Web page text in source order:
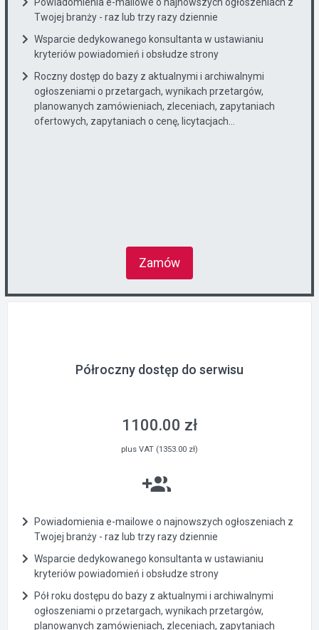
Twojej branży - raz lub trzy razy dziennie
Wsparcie dedykowanego konsultanta w ustawianiu
kryteriów powiadomień i obsłudze strony
Roczny dostęp do bazy z aktualnymi i archiwalnymi
ogłoszeniami o przetargach, wynikach przetargów,
planowanych zamówieniach, zleceniach, zapytaniach
ofertowych, zapytaniach o cenę, licytacjach...
Zamów
Półroczny dostęp do serwisu
1100.00 zł
plus VAT (1353.00 zł)
Powiadomienia e-mailowe o najnowszych ogłoszeniach z
Twojej branży - raz lub trzy razy dziennie
Wsparcie dedykowanego konsultanta w ustawianiu
kryteriów powiadomień i obsłudze strony
Pół roku dostępu do bazy z aktualnymi i archiwalnymi
ogłoszeniami o przetargach, wynikach przetargów,
planowanych zamówieniach, zleceniach, zapytaniach